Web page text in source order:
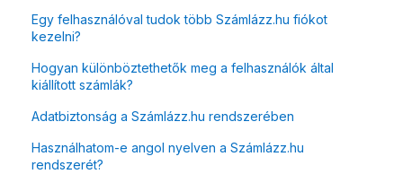
Egy felhasználóval tudok több Számlázz.hu fiókot
kezelni?
Hogyan különböztethetők meg a felhasználók által
kiállított számlák?
Adatbiztonság a Számlázz.hu rendszerében
Használhatom-e angol nyelven a Számlázz.hu
rendszerét?